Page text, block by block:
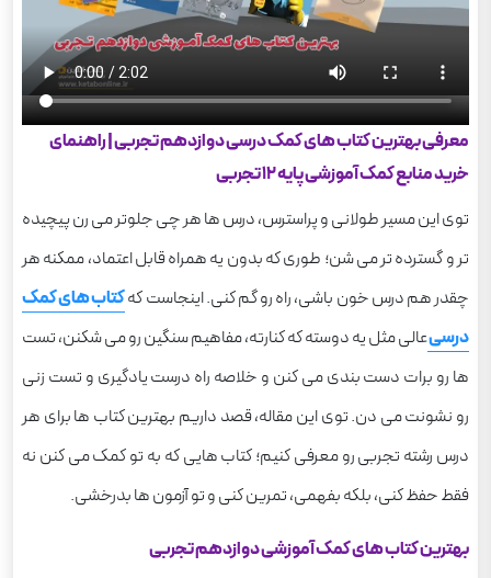
کلید موفقیت در کنکور تجربی با انتخاب بهترین منابع
کمک درسی
بهترین کتاب های کنکور تجربی برای قبولی تضمینی
خرید انواع کتاب های کمک درسی دوازدهم از کتاب
آنلاین با تخفیف ویژه
معرفی بهترین کتاب های کمک درسی دوازدهم تجربی | راهنمای
خرید منابع کمک آموزشی پایه 12 تجربی
توی این مسیر طولانی و پراسترس، درس ها هر چی جلوتر می رن پیچیده
تر و گسترده تر می شن؛ طوری که بدون یه همراه قابل اعتماد، ممکنه هر
چقدر هم درس خون باشی، راه رو گم کنی. اینجاست کهکتاب های کمک
درسیعالی مثل یه دوسته که کنارته، مفاهیم سنگین رو می شکنن، تست
ها رو برات دست بندی می کنن و خلاصه راه درست یادگیری و تست زنی
رو نشونت می دن. توی این مقاله، قصد داریم بهترین کتاب ها برای هر
درس رشته تجربی رو معرفی کنیم؛ کتاب هایی که به تو کمک می کنن نه
فقط حفظ کنی، بلکه بفهمی، تمرین کنی و تو آزمون ها بدرخشی.
بهترین کتاب های کمک آموزشی دوازدهم تجربی